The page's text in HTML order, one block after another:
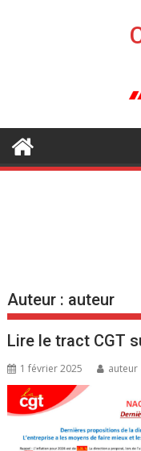
c
n
Auteur : auteur
Lire le tract CGT
1 février 2025 auteur